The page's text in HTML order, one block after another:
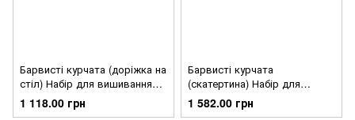
Барвисті курчата (доріжка на
стіл) Набір для вишивання
гладдю Vervaco PN-0197236
1 118.00 грн
Барвисті курчата
(скатертина) Набір для
вишивання гладдю Vervaco
PN-0197230
1 582.00 грн